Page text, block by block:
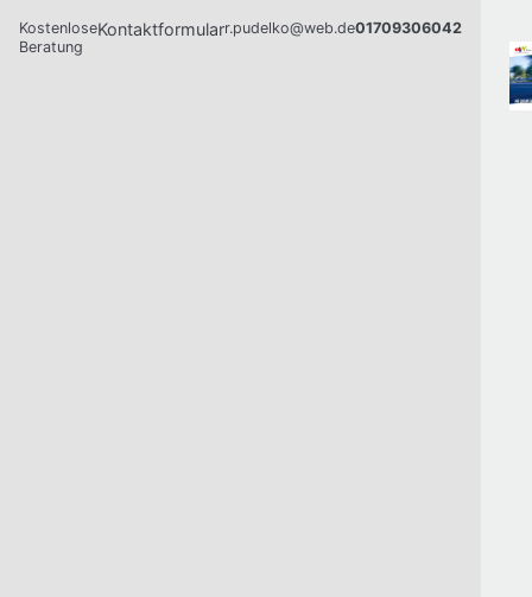
Kostenlose
Beratung
Kontaktformularr.pudelko@web.de01709306042